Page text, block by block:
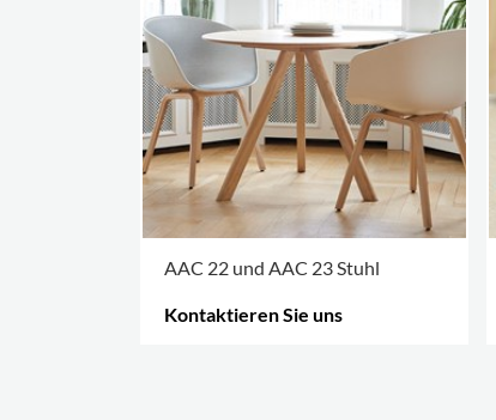
AAC 22 und AAC 23 Stuhl
Kontaktieren Sie uns